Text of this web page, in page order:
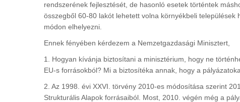
rendszerének fejlesztését, de hasonló esetek történtek
összegből 60-80 lakót lehetett volna környékbeli
módon elhelyezni.
Ennek fényében kérdezem a Nemzetgazdasági Minisztert,
1. Hogyan kívánja biztosítani a minisztérium, hogy ne
EU-s forrásokból? Mi a biztosítéka annak, hogy a
2. Az 1998. évi XXVI. törvény 2010-es módosítása szerint
Strukturális Alapok forrásaiból. Most, 2010. végén még a